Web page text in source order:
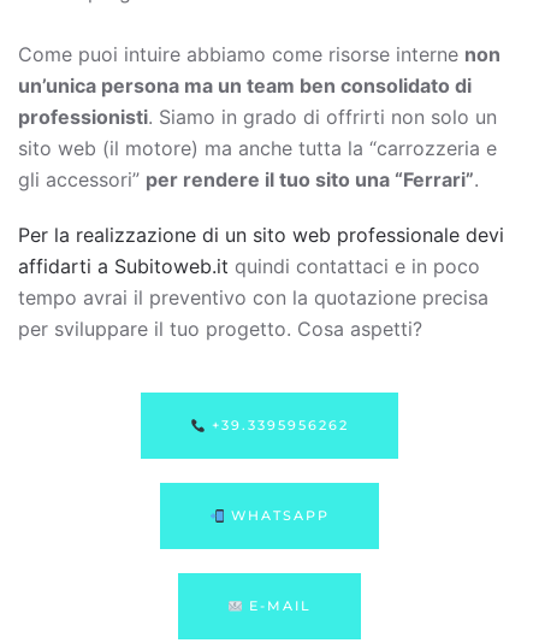
Come puoi intuire abbiamo come risorse interne non
un’unica persona ma un team ben consolidato di
professionisti. Siamo in grado di offrirti non solo un
sito web (il motore) ma anche tutta la “carrozzeria e
gli accessori” per rendere il tuo sito una “Ferrari”.
Per la realizzazione di un sito web professionale devi
affidarti a Subitoweb.it quindi contattaci e in poco
tempo avrai il preventivo con la quotazione precisa
per sviluppare il tuo progetto. Cosa aspetti?
+39.3395956262
WHATSAPP
E-MAIL